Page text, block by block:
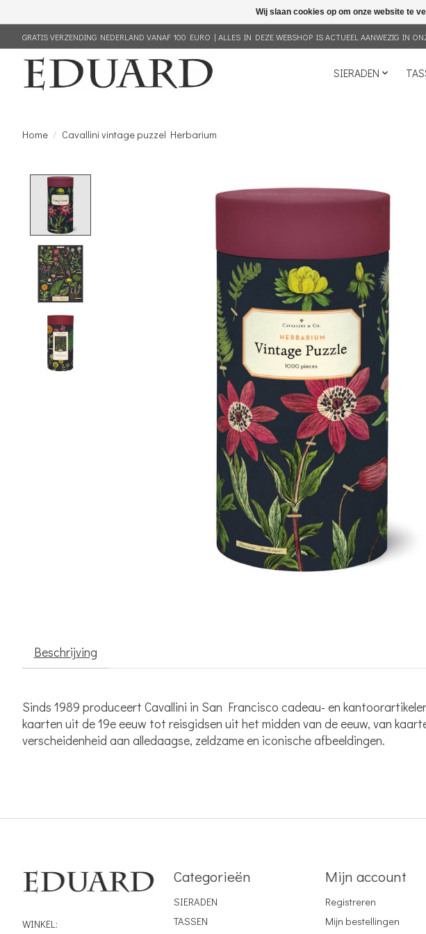
GRATIS VERZENDING NEDERLAND VANAF 100 EURO | ALLES IN DEZE WEBSHOP IS ACTUEEL AANWEZIG IN
SIERADEN
Home / Cavallini vintage puzzel Herbarium
Beschrijving
Sinds 1989 produceert Cavallini in San Francisco cadeau- en
kaarten uit de 19e eeuw tot reisgidsen uit het midden van de eeuw, van
verscheidenheid aan alledaagse, zeldzame en iconische afbeeldingen.
WINKEL:
Categorieën
SIERADEN
TASSEN
Mijn account
Registreren
Mijn bestellingen
Wij slaan cookies op om onze website te